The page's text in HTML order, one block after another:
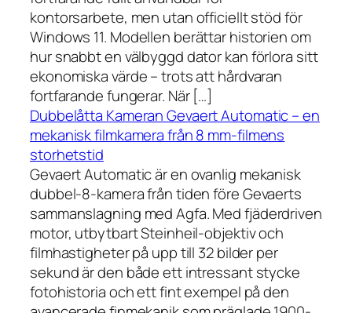
kontorsarbete, men utan officiellt stöd för
Windows 11. Modellen berättar historien om
hur snabbt en välbyggd dator kan förlora sitt
ekonomiska värde – trots att hårdvaran
fortfarande fungerar. När […]
Dubbelåtta Kameran Gevaert Automatic – en
mekanisk filmkamera från 8 mm-filmens
storhetstid
Gevaert Automatic är en ovanlig mekanisk
dubbel-8-kamera från tiden före Gevaerts
sammanslagning med Agfa. Med fjäderdriven
motor, utbytbart Steinheil-objektiv och
filmhastigheter på upp till 32 bilder per
sekund är den både ett intressant stycke
fotohistoria och ett fint exempel på den